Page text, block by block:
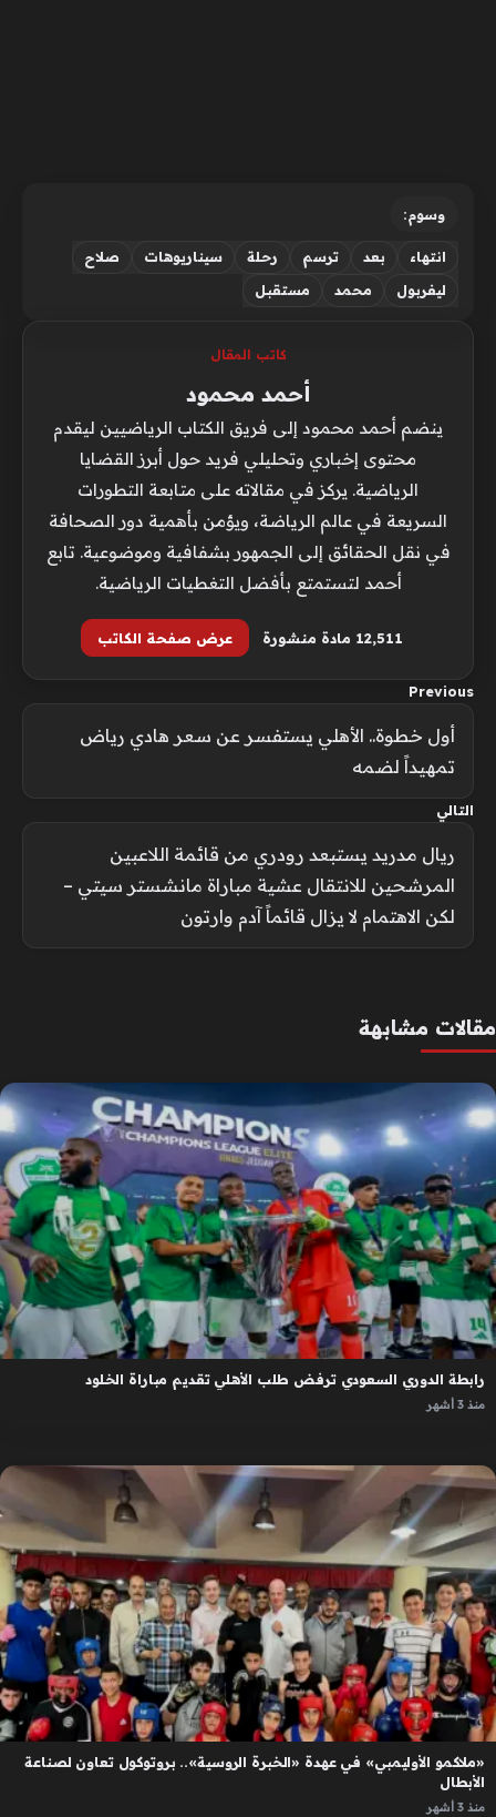
وسوم:
انتهاء بعد ترسم رحلة سيناريوهات
صلاح
ليفربول
محمد مستقبل
كاتب المقال
أحمد محمود
ينضم أحمد محمود إلى فريق الكتاب الرياضيين ليقدم
محتوى إخباري وتحليلي فريد حول أبرز القضايا
الرياضية. يركز في مقالاته على متابعة التطورات
السريعة في عالم الرياضة، ويؤمن بأهمية دور الصحافة
في نقل الحقائق إلى الجمهور بشفافية وموضوعية. تابع
أحمد لتستمتع بأفضل التغطيات الرياضية.
12٬511 مادة منشورة عرض صفحة الكاتب
Previous
أول خطوة.. الأهلي يستفسر عن سعر هادي رياض
تمهيداً لضمه
التالي
ريال مدريد يستبعد رودري من قائمة اللاعبين
المرشحين للانتقال عشية مباراة مانشستر سيتي –
لكن الاهتمام لا يزال قائماً آدم وارتون
مقالات مشابهة
رابطة الدوري السعودي ترفض طلب الأهلي تقديم مباراة الخلود
منذ 3 أشهر
«ملاكمو الأوليمبي» في عهدة «الخبرة الروسية».. بروتوكول تعاون لصناعة
الأبطال
منذ 3 أشهر